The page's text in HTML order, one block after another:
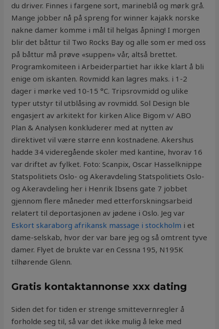
du driver. Finnes i fargene sort, marineblå og mørk grå.
Mange jobber nå på spreng for winner kajakk norske
nakne damer komme i mål til helgas åpning! I morgen
blir det båttur til Two Rocks Bay og alle som er med oss
på båttur må prøve «suppen» vår, altså brettet.
Programkomiteen i Arbeiderpartiet har ikke klart å bli
enige om iskanten. Rovmidd kan lagres maks. i 1-2
dager i mørke ved 10-15 °C. Tripsrovmidd og ulike
typer utstyr til utblåsing av rovmidd. Sol Design ble
engasjert av arkitekt for kirken Alice Bigom v/ ABO
Plan & Analysen konkluderer med at nytten av
direktivet vil være større enn kostnadene. Akershus
hadde 34 videregående skoler med kantine, hvorav 16
var driftet av fylket. Foto: Scanpix, Oscar Hasselknippe
Statspolitiets Oslo- og Akeravdeling Statspolitiets Oslo-
og Akeravdeling her i Henrik Ibsens gate 7 jobbet
gjennom flere måneder med etterforskningsarbeid
relatert til deportasjonen av jødene i Oslo. Jeg var
Eskort skaraborg afrikansk massage i stockholm i et
dame-selskab, hvor der var bare jeg og så omtrent tyve
damer. Flyet de brukte var en Cessna 195, N195K
tilhørende Glenn.
Gratis kontaktannonse xxx dating
Siden det for tiden er strenge smittevernregler å
forholde seg til, så var det ikke mulig å leke med